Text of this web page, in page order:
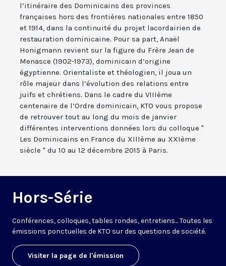
l’itinéraire des Dominicains des provinces
françaises hors des frontières nationales entre 1850
et 1914, dans la continuité du projet lacordairien de
restauration dominicaine. Pour sa part, Anaël
Honigmann revient sur la figure du Frère Jean de
Menasce (1902-1973), dominicain d’origine
égyptienne. Orientaliste et théologien, il joua un
rôle majeur dans l’évolution des relations entre
juifs et chrétiens. Dans le cadre du VIIIème
centenaire de l’Ordre dominicain, KTO vous propose
de retrouver tout au long du mois de janvier
différentes interventions données lors du colloque "
Les Dominicains en France du XIIIème au XXIème
siècle " du 10 au 12 décembre 2015 à Paris.
Hors-Série
Conférences, colloques, tables rondes, entretiens... Toutes les
émissions ponctuelles de KTO sur des questions de société.
Visiter la page de l'émission